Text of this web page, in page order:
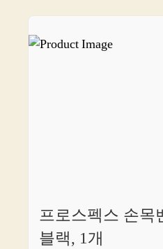
프로스펙스 손목
블랙, 1개